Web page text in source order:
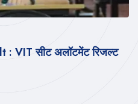
VIT सीट अलॉटमेंट रिजल्ट